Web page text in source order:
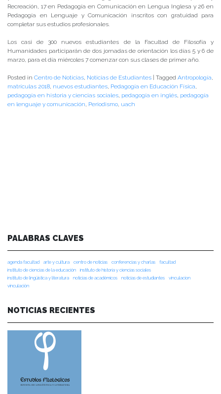
Recreación, 17 en Pedagogía en Comunicación en Lengua Inglesa y 26 en
Pedagogía en Lenguaje y Comunicación inscritos con gratuidad para
completar sus estudios profesionales.
Los casi de 300 nuevos estudiantes de la Facultad de Filosofía y
Humanidades participarán de dos jornadas de orientación los días 5 y 6 de
marzo, para el día miércoles 7 comenzar con sus clases de primer año.
Posted in Centro de Noticias, Noticias de Estudiantes Tagged Antropología,
matrículas 2018, nuevos estudiantes, Pedagogía en Educación Física,
pedagogía en historia y ciencias sociales, pedagogía en inglés, pedagogía
en lenguaje y comunicación, Periodismo, uach
PALABRAS CLAVES
agenda facultad arte y cultura centro de noticias conferencias y charlas
facultad
instituto de ciencias de la educación
instituto de historia y ciencias sociales
instituto de lingüística y literatura
noticias de académicos noticias de estudiantes
vinculacion
vinculación
NOTICIAS RECIENTES